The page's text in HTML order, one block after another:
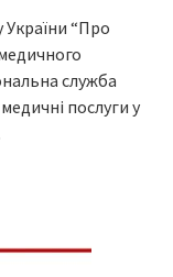
України “Про
служба
послуги у